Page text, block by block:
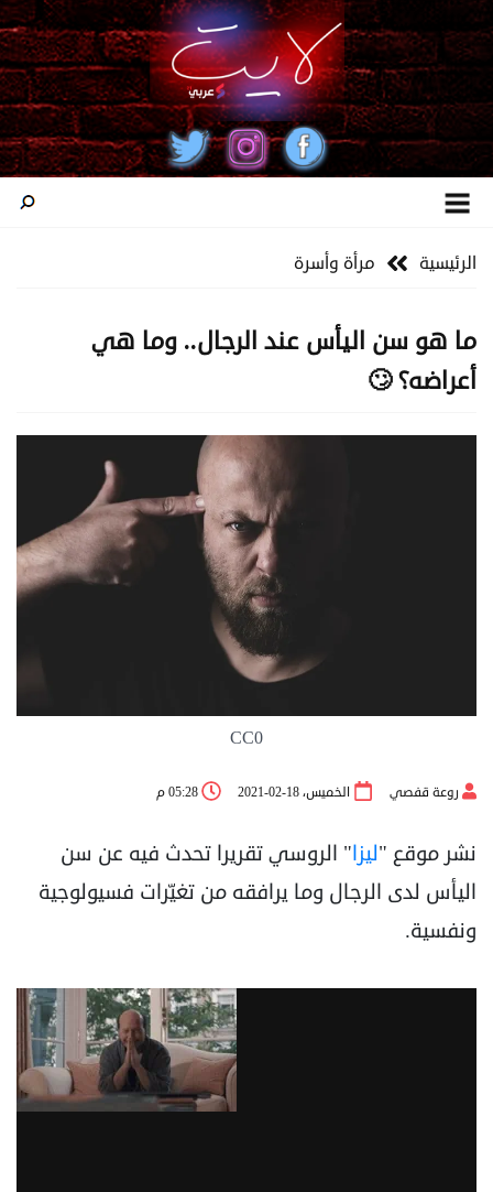
الرئيسية مرأة وأسرة
ما هو سن اليأس عند الرجال.. وما هي
أعراضه؟ 🙄
CC0
روعة قفصي الخميس، 18-02-2021 05:28 م
نشر موقع "ليزا" الروسي تقريرا تحدث فيه عن سن
اليأس لدى الرجال وما يرافقه من تغيّرات فسيولوجية
ونفسية.